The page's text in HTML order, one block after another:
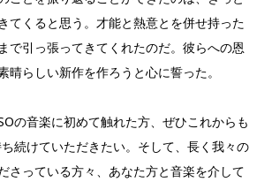
てくると思う。才能と熱意とを併せ持った
で引っ張ってきてくれたのだ。彼らへの恩
晴らしい新作を作ろうと心に誓った。
の音楽に初めて触れた方、ぜひこれからも
続けていただきたい。そして、長く我々の
さっている方々、あなた方と音楽を介して